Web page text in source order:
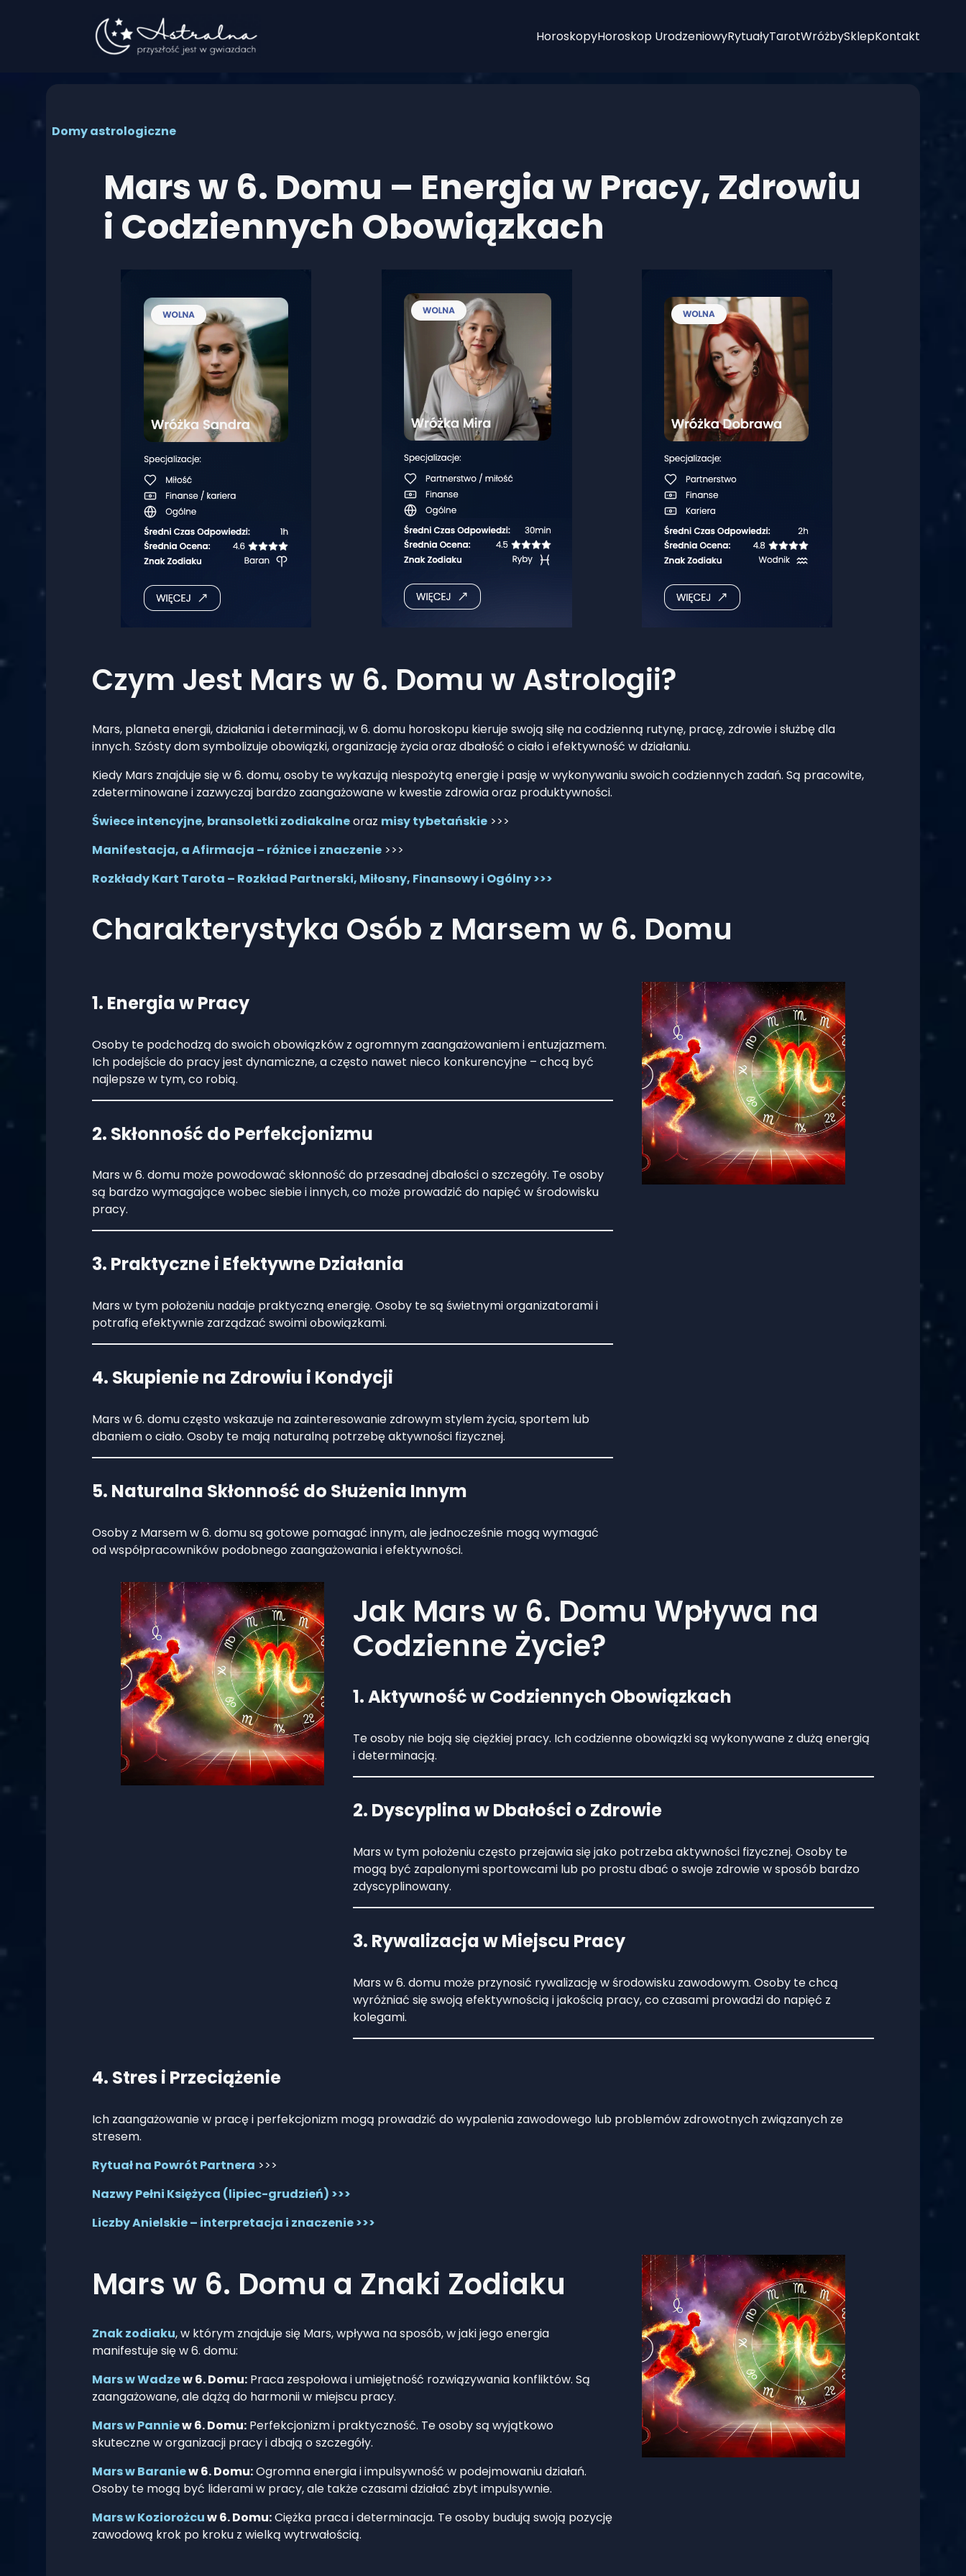
HoroskopyHoroskop UrodzeniowyRytuałyTarotWróżbySklepKontakt
Domy astrologiczne
Mars w 6. Domu – Energia w Pracy, Zdrowiu
i Codziennych Obowiązkach
Czym Jest Mars w 6. Domu w Astrologii?
Mars, planeta energii, działania i determinacji, w 6. domu horoskopu kieruje swoją siłę na codzienną rutynę, pracę, zdrowie i służbę dla
innych. Szósty dom symbolizuje obowiązki, organizację życia oraz dbałość o ciało i efektywność w działaniu.
Kiedy Mars znajduje się w 6. domu, osoby te wykazują niespożytą energię i pasję w wykonywaniu swoich codziennych zadań. Są pracowite,
zdeterminowane i zazwyczaj bardzo zaangażowane w kwestie zdrowia oraz produktywności.
Świece intencyjne, bransoletki zodiakalneoraz misy tybetańskie >>>
Manifestacja, a Afirmacja – różnice i znaczenie >>>
Rozkłady Kart Tarota – Rozkład Partnerski, Miłosny, Finansowy i Ogólny >>>
Charakterystyka Osób z Marsem w 6. Domu
1. Energia w Pracy
Osoby te podchodzą do swoich obowiązków z ogromnym zaangażowaniem i entuzjazmem.
Ich podejście do pracy jest dynamiczne, a często nawet nieco konkurencyjne – chcą być
najlepsze w tym, co robią.
2. Skłonność do Perfekcjonizmu
Mars w 6. domu może powodować skłonność do przesadnej dbałości o szczegóły. Te osoby
są bardzo wymagające wobec siebie i innych, co może prowadzić do napięć w środowisku
pracy.
3. Praktyczne i Efektywne Działania
Mars w tym położeniu nadaje praktyczną energię. Osoby te są świetnymi organizatorami i
potrafią efektywnie zarządzać swoimi obowiązkami.
4. Skupienie na Zdrowiu i Kondycji
Mars w 6. domu często wskazuje na zainteresowanie zdrowym stylem życia, sportem lub
dbaniem o ciało. Osoby te mają naturalną potrzebę aktywności fizycznej.
5. Naturalna Skłonność do Służenia Innym
Osoby z Marsem w 6. domu są gotowe pomagać innym, ale jednocześnie mogą wymagać
od współpracowników podobnego zaangażowania i efektywności.
Jak Mars w 6. Domu Wpływa na
Codzienne Życie?
1. Aktywność w Codziennych Obowiązkach
Te osoby nie boją się ciężkiej pracy. Ich codzienne obowiązki są wykonywane z dużą energią
i determinacją.
2. Dyscyplina w Dbałości o Zdrowie
Mars w tym położeniu często przejawia się jako potrzeba aktywności fizycznej. Osoby te
mogą być zapalonymi sportowcami lub po prostu dbać o swoje zdrowie w sposób bardzo
zdyscyplinowany.
3. Rywalizacja w Miejscu Pracy
Mars w 6. domu może przynosić rywalizację w środowisku zawodowym. Osoby te chcą
wyróżniać się swoją efektywnością i jakością pracy, co czasami prowadzi do napięć z
kolegami.
4. Stres i Przeciążenie
Ich zaangażowanie w pracę i perfekcjonizm mogą prowadzić do wypalenia zawodowego lub problemów zdrowotnych związanych ze
stresem.
Rytuał na Powrót Partnera >>>
Nazwy Pełni Księżyca (lipiec-grudzień) >>>
Liczby Anielskie – interpretacja i znaczenie >>>
Mars w 6. Domu a Znaki Zodiaku
Znak zodiaku, w którym znajduje się Mars, wpływa na sposób, w jaki jego energia
manifestuje się w 6. domu:
Mars w Wadzew 6. Domu: Praca zespołowa i umiejętność rozwiązywania konfliktów. Są
zaangażowane, ale dążą do harmonii w miejscu pracy.
Mars w Panniew 6. Domu: Perfekcjonizm i praktyczność. Te osoby są wyjątkowo
skuteczne w organizacji pracy i dbają o szczegóły.
Mars w Baraniew 6. Domu:Ogromna energia i impulsywność w podejmowaniu działań.
Osoby te mogą być liderami w pracy, ale także czasami działać zbyt impulsywnie.
Mars w Koziorożcuw 6. Domu:Ciężka praca i determinacja. Te osoby budują swoją pozycję
zawodową krok po kroku z wielką wytrwałością.